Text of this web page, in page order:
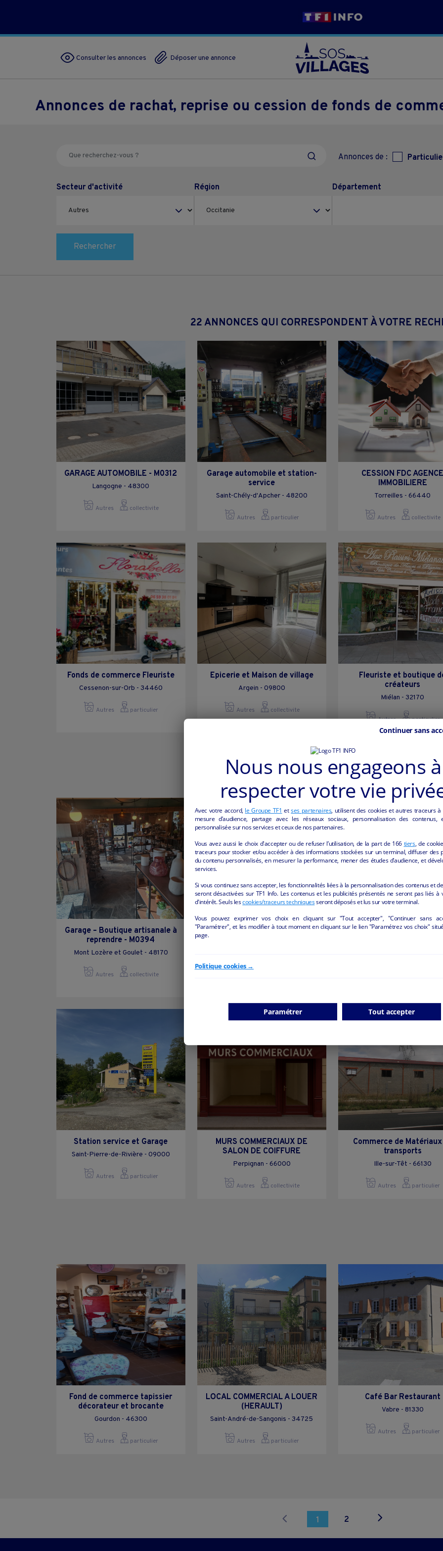
Consulter les annonces Déposer une annonce
Annonces de rachat, reprise ou cession de fonds de
Annonces de :
Secteur d'activité Région Département
Rechercher
22 ANNONCES QUI CORRESPONDENT À VOTRE
GARAGE AUTOMOBILE - M0312
Langogne - 48300
Autres collectivite
Garage automobile et station-
service
Saint-Chély-d'Apcher - 48200
Autres particulier
CESSION FDC
IMMOBILIERE
Torreilles - 66440
Autres collectivite
Fonds de commerce Fleuriste
Cessenon-sur-Orb - 34460
Autres particulier
Epicerie et Maison de village
Argein - 09800
Autres collectivite
Fleuriste et boutique
créateurs
Miélan - 32170
Autres particulier
Garage – Boutique artisanale à
reprendre - M0394
Mont Lozère et Goulet - 48170
Autres collectivite
PROPOSITION COMMERCIALE
POUR BOULANGER, CUISINIER,
Langogne - 48300
Boulangerie-Pâtisserie
Station service et Garage
Saint-Pierre-de-Rivière - 09000
Autres particulier
MURS COMMERCIAUX DE
SALON DE COIFFURE
Perpignan - 66000
Autres collectivite
Commerce de
transports
Ille-sur-Têt - 66130
Autres particulier
Fond de commerce tapissier
décorateur et brocante
Gourdon - 46300
Autres particulier
LOCAL COMMERCIAL A LOUER
(HERAULT)
Saint-André-de-Sangonis - 34725
Autres particulier
Café Bar Restaurant
Vabre - 81330
Autres particulier
1 2
Nous nous engageons à
respecter votre vie
Avec votre accord, le Groupe TF1 etses partenaires, utilisent des cookies et autres traceurs à
mesure d’audience, partage avec les réseaux sociaux, personnalisation des contenus,
personnalisée sur nos services et ceux de nos partenaires.
Vous avez aussi le choix d'accepter ou de refuser l’utilisation, de la part de 166 tiers, de
traceurs pour stocker et/ou accéder à des informations stockées sur un terminal, diffuser des
du contenu personnalisés, en mesurer la performance, mener des études d’audience, et
services.
Si vous continuez sans accepter, les fonctionnalités liées à la personnalisation des contenus et
seront désactivées sur TF1 Info. Les contenus et les publicités présentés ne seront pas liés à
d'intérêt. Seuls lescookies/traceurs techniquesseront déposés et lus sur votre terminal.
Vous pouvez exprimer vos choix en cliquant sur "Tout accepter", "Continuer sans
"Paramétrer", et les modifier à tout moment en cliquant sur le lien "Paramétrez vos choix"
page.
Politique cookies →
Paramétrer
Continuer sans
Tout accepter